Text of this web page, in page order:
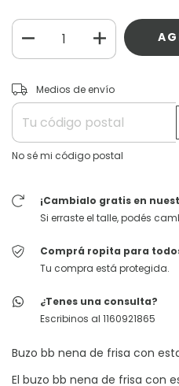
Entregas para el CP:
Medios de envío
No sé mi código postal
¡Cambialo gratis en
Si erraste el talle, podés
Comprá ropita para
Tu compra está protegida.
¿Tenes una consulta?
Escribinos al 1160921865
Buzo bb nena de frisa con
El buzo bb nena de frisa con